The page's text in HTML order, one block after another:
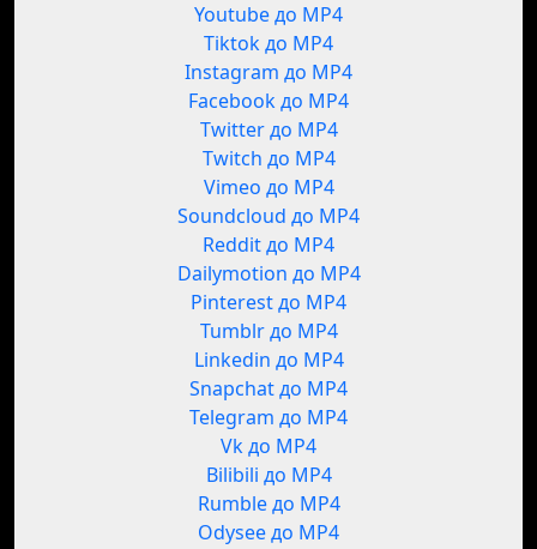
Youtube до MP4
Tiktok до MP4
Instagram до MP4
Facebook до MP4
Twitter до MP4
Twitch до MP4
Vimeo до MP4
Soundcloud до MP4
Reddit до MP4
Dailymotion до MP4
Pinterest до MP4
Tumblr до MP4
Linkedin до MP4
Snapchat до MP4
Telegram до MP4
Vk до MP4
Bilibili до MP4
Rumble до MP4
Odysee до MP4